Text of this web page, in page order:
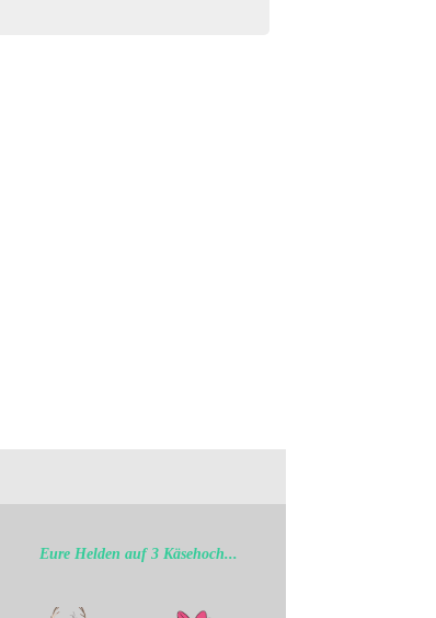
Eure Helden auf 3 Käsehoch...